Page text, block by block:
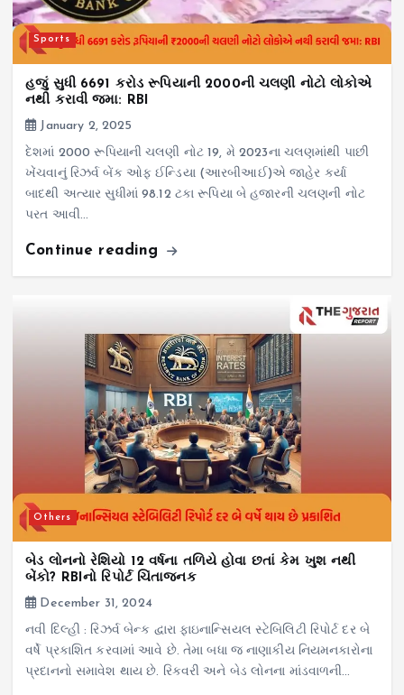
Sports
હજું સુધી 6691 કરોડ રૂપિયાની ₹2000ની ચલણી નોટો લોકોએ
નથી કરાવી જમા: RBI
January 2, 2025
દેશમાં 2000 રૂપિયાની ચલણી નોટ 19, મે 2023ના ચલણમાંથી પાછી
ખેંચવાનું રિઝર્વ બેંક ઓફ ઈન્ડિયા (આરબીઆઈ)એ જાહેર કર્યા
બાદથી અત્યાર સુધીમાં 98.12 ટકા રૂપિયા બે હજારની ચલણની નોટ
પરત આવી…
Continue reading
Others
બેડ લોનનો રેશિયો 12 વર્ષના તળિયે હોવા છતાં કેમ ખુશ નથી
બેંકો? RBIનો રિપોર્ટ ચિંતાજનક
December 31, 2024
નવી દિલ્હી : રિઝર્વ બેન્ક દ્વારા ફાઇનાન્સિયલ સ્ટેબિલિટી રિપોર્ટ દર બે
વર્ષે પ્રકાશિત કરવામાં આવે છે. તેમા બધા જ નાણાકીય નિયમનકારોના
પ્રદાનનો સમાવેશ થાય છે. રિકવરી અને બેડ લોનના માંડવાળની…